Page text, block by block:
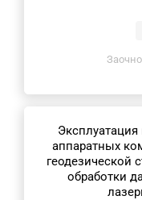
аппаратных
геодезической
обработки